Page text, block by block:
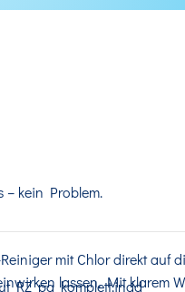
– kein Problem.
mit Chlor direkt auf
lassen. Mit klarem